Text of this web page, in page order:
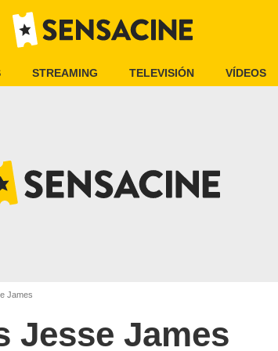
STREAMING TELEVISIÓN VÍDEOS
James
Jesse James